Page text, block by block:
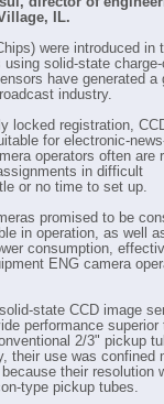
IL.
were introduced in
solid-state charge-
have generated a
industry.
locked registration,
for electronic-
operators often are
in difficult
or no time to set up.
promised to be
in operation, as well
consumption,
ENG camera
state CCD image
performance superior
2/3" pickup
their use was confined
their resolution
type pickup tubes.